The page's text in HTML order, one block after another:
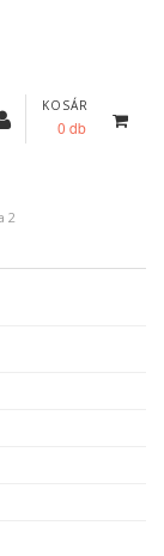
KOSÁR
0 db
2